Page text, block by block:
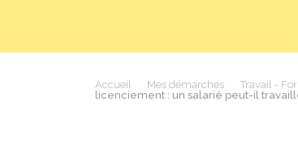
Accueil Mes démarches Travail -
licenciement : un salarié peut-il